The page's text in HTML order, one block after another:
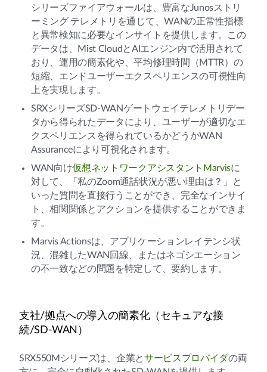
シリーズファイアウォールは、豊富なJunosストリ
ーミング テレメトリを通じて、WANの正常性指標
と異常検知に必要なインサイトを提供します。この
データは、Mist CloudとAIエンジン内で活用されて
おり、運用の簡素化や、平均修理時間（MTTR）の
短縮、エンドユーザーエクスペリエンスの可視性向
上を実現します。
SRXシリーズSD-WANゲートウェイテレメトリデー
タから得られたデータにより、ユーザーが適切なエ
クスペリエンスを得られているかどうかWAN
Assuranceにより可視化されます。
WAN向け仮想ネットワークアシスタントMarvisに
対して、「私のZoom通話状況が悪い理由は？」と
いった質問を直接行うことができ、完全なインサイ
ト、相関関係とアクションを提供することができま
す。
Marvis Actionsは、アプリケーションレイテンシ状
況、混雑したWAN回線、またはネゴシエーション
の不一致などの問題を特定して、要約します。
支社/拠点への導入の簡素化（セキュアな接
続/SD-WAN）
SRX550Mシリーズは、企業とサービスプロバイダの両